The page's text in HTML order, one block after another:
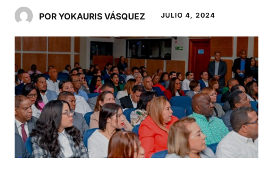
POR YOKAURIS VÁSQUEZ JULIO 4, 2024